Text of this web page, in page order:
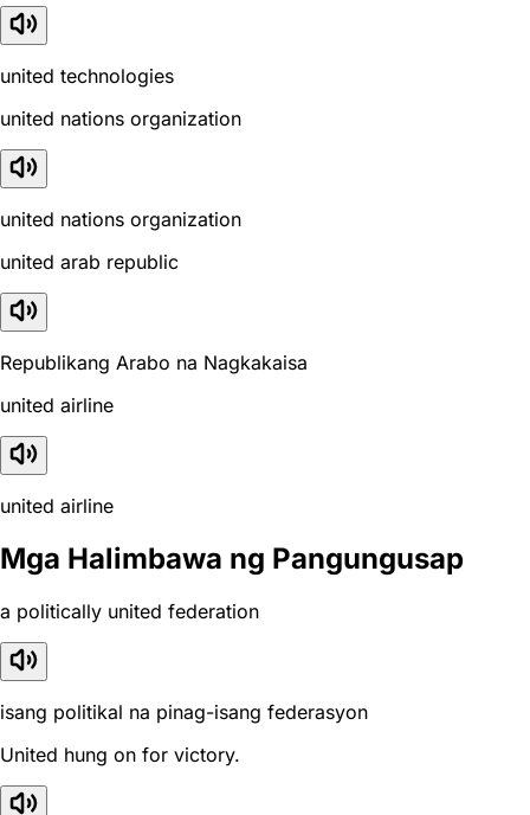
united technologies
united nations organization
united nations organization
united arab republic
Republikang Arabo na Nagkakaisa
united airline
united airline
Mga Halimbawa ng Pangungusap
a politically united federation
isang politikal na pinag-isang federasyon
United hung on for victory.